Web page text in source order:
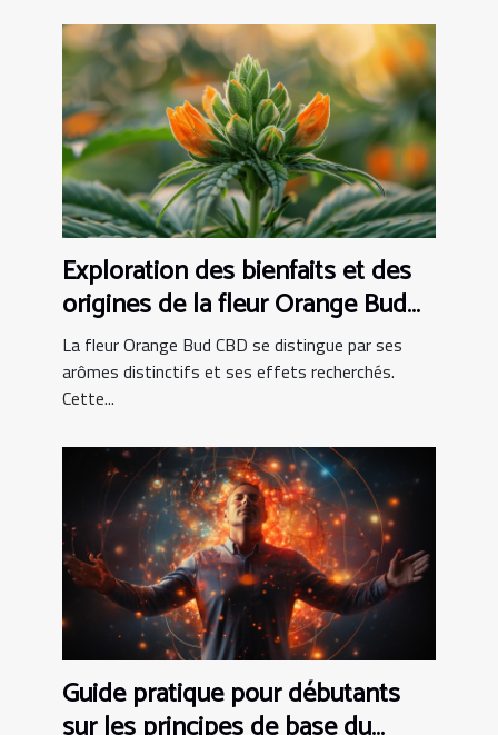
Exploration des bienfaits et des
origines de la fleur Orange Bud
CBD
La fleur Orange Bud CBD se distingue par ses
arômes distinctifs et ses effets recherchés.
Cette...
Guide pratique pour débutants